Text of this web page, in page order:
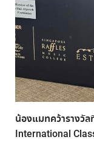
น้องแมทคว้ารางวัล
International